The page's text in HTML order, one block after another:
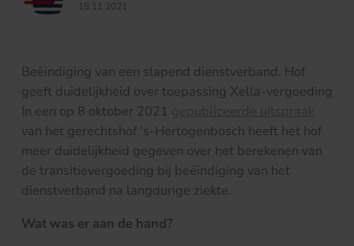
15.11.2021
Beëindiging van een slapend dienstverband. Hof
geeft duidelijkheid over toepassing Xella-vergoeding
In een op 8 oktober 2021 gepubliceerde uitspraak
van het gerechtshof ‘s-Hertogenbosch heeft het hof
meer duidelijkheid gegeven over het berekenen van
de transitievergoeding bij beëindiging van het
dienstverband na langdurige ziekte.
Wat was er aan de hand?